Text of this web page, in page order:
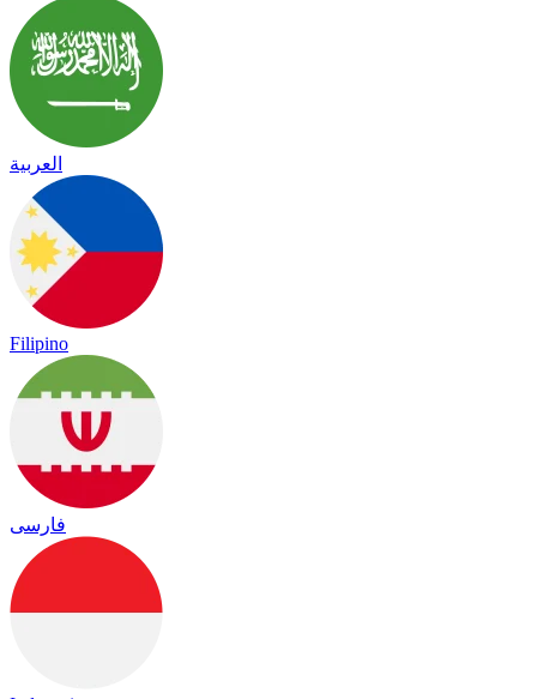
العربية
Filipino
فارسی